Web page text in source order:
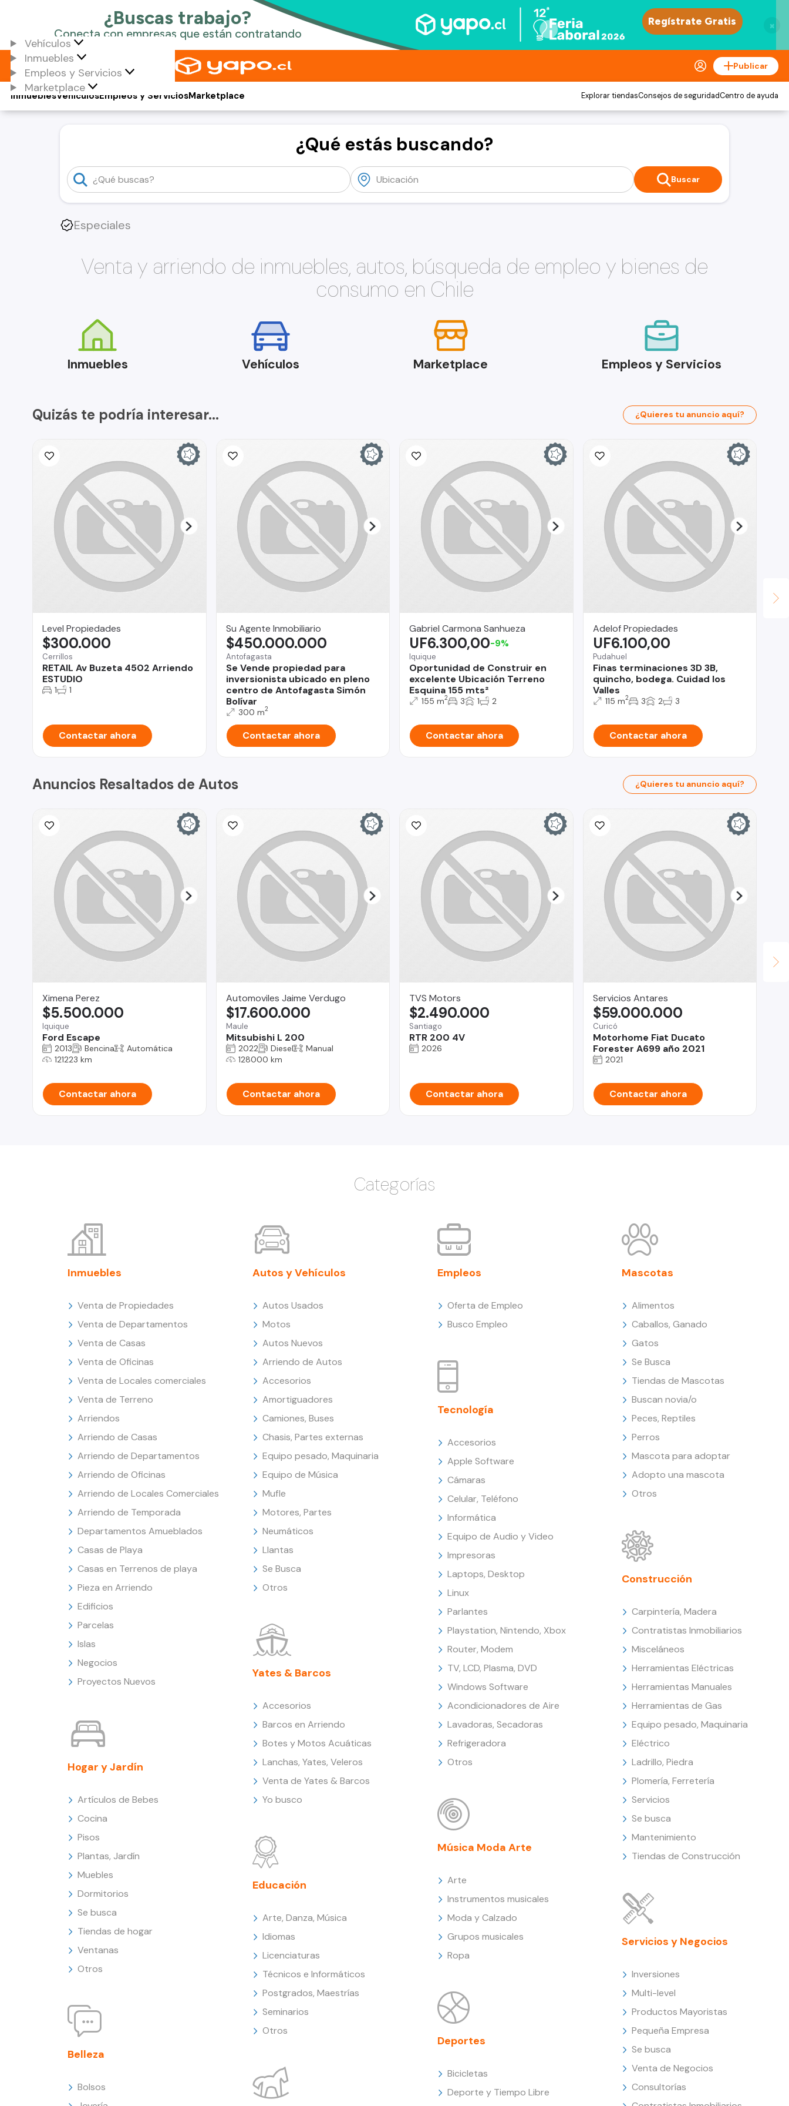
×
Vehículos
Inmuebles
Empleos y Servicios
Marketplace
Publicar
Vehículos
Inmuebles Empleos y ServiciosMarketplace Explorar tiendasConsejos de seguridadCentro de ayuda
¿Qué estás buscando?
Buscar
Especiales
Venta y arriendo de inmuebles, autos, búsqueda de empleo y bienes de
consumo en Chile
Inmuebles Vehículos Marketplace Empleos y Servicios
Quizás te podría interesar... ¿Quieres tu anuncio aquí?
Level Propiedades
Cerrillos
RETAIL Av Buzeta 4502 Arriendo
ESTUDIO
$300.000
1 1
Contactar ahora
Su Agente Inmobiliario
Antofagasta
Se Vende propiedad para
inversionista ubicado en pleno
centro de Antofagasta Simón
Bolívar
$450.000.000
300 m2
Contactar ahora
Gabriel Carmona Sanhueza
Iquique
Oportunidad de Construir en
excelente Ubicación Terreno
Esquina 155 mts²
UF6.300,00-9%
155 m2 3 1 2
Contactar ahora
Adelof Propiedades
Pudahuel
Finas terminaciones 3D 3B,
quincho, bodega. Cuidad los
Valles
UF6.100,00
115 m2 3 2 3
Contactar ahora
Anuncios Resaltados de Autos ¿Quieres tu anuncio aquí?
Ximena Perez
Iquique
Ford Escape
$5.500.000
2013 Bencina
Automática
121223 km
Contactar ahora
Automoviles Jaime Verdugo
Maule
Mitsubishi L 200
$17.600.000
2022 Diesel
Manual
128000 km
Contactar ahora
TVS Motors
Santiago
RTR 200 4V
$2.490.000
2026
Contactar ahora
Servicios Antares
Curicó
Motorhome Fiat Ducato
Forester A699 año 2021
$59.000.000
2021
Contactar ahora
Categorías
Inmuebles
Venta de Propiedades
Venta de Departamentos
Venta de Casas
Venta de Oficinas
Venta de Locales comerciales
Venta de Terreno
Arriendos
Arriendo de Casas
Arriendo de Departamentos
Arriendo de Oficinas
Arriendo de Locales Comerciales
Arriendo de Temporada
Departamentos Amueblados
Casas de Playa
Casas en Terrenos de playa
Pieza en Arriendo
Edificios
Parcelas
Islas
Negocios
Proyectos Nuevos
Hogar y Jardín
Artículos de Bebes
Cocina
Pisos
Plantas, Jardín
Muebles
Dormitorios
Se busca
Tiendas de hogar
Ventanas
Otros
Belleza
Bolsos
Autos y Vehículos
Autos Usados
Motos
Autos Nuevos
Arriendo de Autos
Accesorios
Amortiguadores
Camiones, Buses
Chasis, Partes externas
Equipo pesado, Maquinaria
Equipo de Música
Mufle
Motores, Partes
Neumáticos
Llantas
Se Busca
Otros
Yates & Barcos
Accesorios
Barcos en Arriendo
Botes y Motos Acuáticas
Lanchas, Yates, Veleros
Venta de Yates & Barcos
Yo busco
Educación
Arte, Danza, Música
Idiomas
Licenciaturas
Técnicos e Informáticos
Postgrados, Maestrías
Seminarios
Otros
Empleos
Oferta de Empleo
Busco Empleo
Tecnología
Accesorios
Apple Software
Cámaras
Celular, Teléfono
Informática
Equipo de Audio y Video
Impresoras
Laptops, Desktop
Linux
Parlantes
Playstation, Nintendo, Xbox
Router, Modem
TV, LCD, Plasma, DVD
Windows Software
Acondicionadores de Aire
Lavadoras, Secadoras
Refrigeradora
Otros
Música Moda Arte
Arte
Instrumentos musicales
Moda y Calzado
Grupos musicales
Ropa
Deportes
Bicicletas
Deporte y Tiempo Libre
Mascotas
Alimentos
Caballos, Ganado
Gatos
Se Busca
Tiendas de Mascotas
Buscan novia/o
Peces, Reptiles
Perros
Mascota para adoptar
Adopto una mascota
Otros
Construcción
Carpintería, Madera
Contratistas Inmobiliarios
Misceláneos
Herramientas Eléctricas
Herramientas Manuales
Herramientas de Gas
Equipo pesado, Maquinaria
Eléctrico
Ladrillo, Piedra
Plomería, Ferretería
Servicios
Se busca
Mantenimiento
Tiendas de Construcción
Servicios y Negocios
Inversiones
Multi-level
Productos Mayoristas
Pequeña Empresa
Se busca
Venta de Negocios
Consultorías